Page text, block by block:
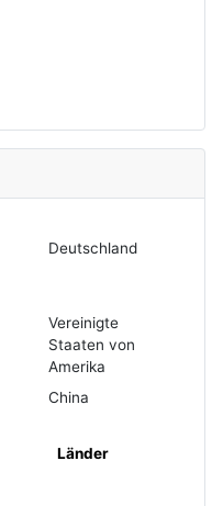
Deutschland
Vereinigte
Staaten von
Amerika
China
Länder